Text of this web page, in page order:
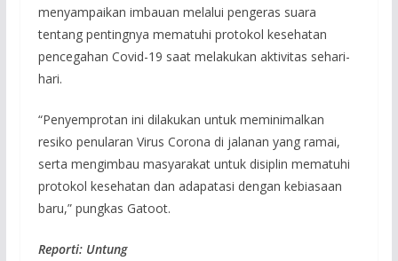
menyampaikan imbauan melalui pengeras suara
tentang pentingnya mematuhi protokol kesehatan
pencegahan Covid-19 saat melakukan aktivitas sehari-
hari.
“Penyemprotan ini dilakukan untuk meminimalkan
resiko penularan Virus Corona di jalanan yang ramai,
serta mengimbau masyarakat untuk disiplin mematuhi
protokol kesehatan dan adapatasi dengan kebiasaan
baru,” pungkas Gatoot.
Reporti: Untung